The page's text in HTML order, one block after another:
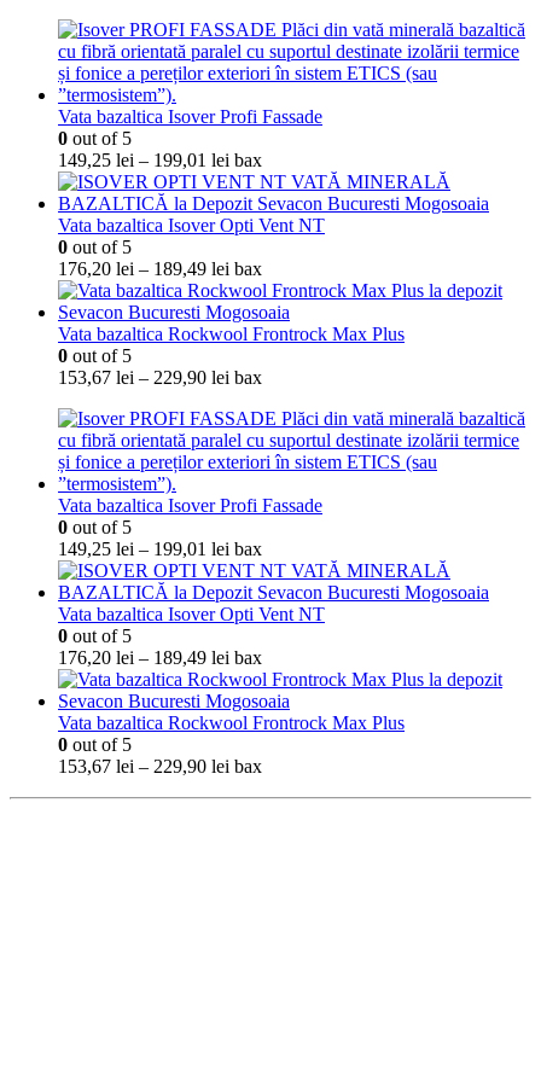
Vata bazaltica Isover Profi Fassade
0 out of 5
149,25 lei – 199,01 lei Interval
de
prețuri:
149,25 lei
la
199,01 lei
bax
Vata bazaltica Isover Opti Vent NT
0 out of 5
176,20 lei – 189,49 lei Interval
de
prețuri:
176,20 lei
la
bax
Vata bazaltica Rockwool Frontrock Max Plus
0 out of 5
153,67 lei – 229,90 lei Interval
prețuri:
153,67 lei
până
229,90 lei
bax
Vata bazaltica Isover Profi Fassade
0 out of 5
149,25 lei – 199,01 lei Interval
de
prețuri:
149,25 lei
la
199,01 lei
bax
Vata bazaltica Isover Opti Vent NT
0 out of 5
176,20 lei – 189,49 lei Interval
de
prețuri:
176,20 lei
la
bax
Vata bazaltica Rockwool Frontrock Max Plus
0 out of 5
153,67 lei – 229,90 lei Interval
bax